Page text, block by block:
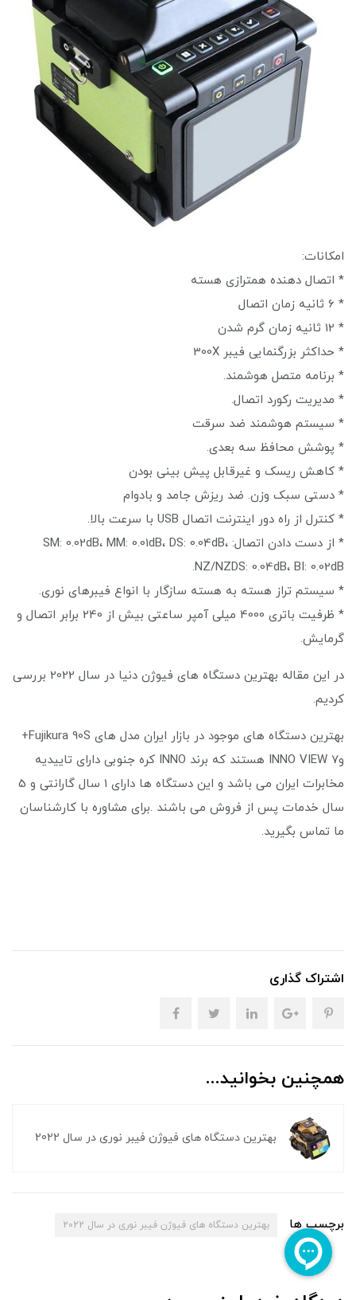
امکانات:
* اتصال دهنده همترازی هسته
* 6 ثانیه زمان اتصال
* 12 ثانیه زمان گرم شدن
* حداکثر بزرگنمایی فیبر 300X
* برنامه متصل هوشمند.
* مدیریت رکورد اتصال.
* سیستم هوشمند ضد سرقت
* پوشش محافظ سه بعدی.
* کاهش ریسک و غیرقابل پیش بینی بودن
* دستی سبک وزن. ضد ریزش جامد و بادوام
* کنترل از راه دور اینترنت اتصال USB با سرعت بالا.
* از دست دادن اتصال: SM: 0.02dB، MM: 0.01dB، DS: 0.04dB،
NZ/NZDS: 0.04dB، BI: 0.02dB.
* سیستم تراز هسته به هسته سازگار با انواع فیبرهای نوری.
* ظرفیت باتری 4000 میلی آمپر ساعتی بیش از 240 برابر اتصال و
گرمایش.
در این مقاله بهترین دستگاه های فیوژن دنیا در سال 2022 بررسی
کردیم.
بهترین دستگاه های موجود در بازار ایران مدل های Fujikura 90S+
وINNO VIEW 7 هستند که برند INNO کره جنوبی دارای تاییدیه
مخابرات ایران می باشد و این دستگاه ها دارای 1 سال گارانتی و 5
سال خدمات پس از فروش می باشند .برای مشاوره با کارشناسان
ما تماس بگیرید.
اشتراک گذاری
همچنین بخوانید...
بهترین دستگاه های فیوژن فیبر نوری در سال 2022
برچسب ها بهترین دستگاه های فیوژن فیبر نوری در سال 2022